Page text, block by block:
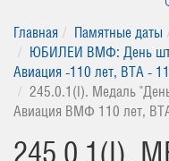
Главная Памятные даты
ЮБИЛЕИ ВМФ: День
Авиация -110 лет, ВТА -
245.0.1(I). Медаль
Авиация ВМФ 110 лет,
245.0.1(I).